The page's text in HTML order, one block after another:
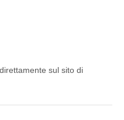
sul sito di